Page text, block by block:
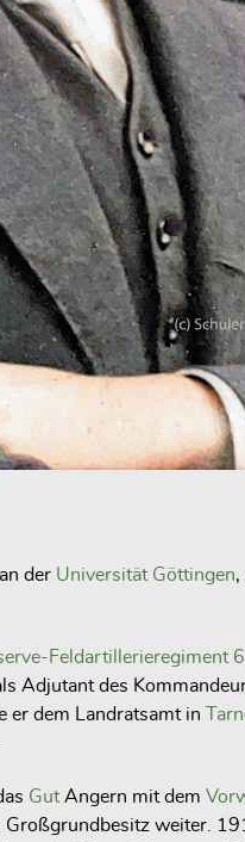
der Universität Göttingen,
Feldartillerieregiment 6
Adjutant des
er dem Landratsamt in
GutAngern mit dem
weiter.